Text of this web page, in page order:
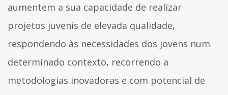
aumentem a sua capacidade de realizar
projetos juvenis de elevada qualidade,
respondendo às necessidades dos jovens num
determinado contexto, recorrendo a
metodologias inovadoras e com potencial de